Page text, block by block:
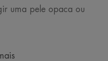
uma pele opaca ou